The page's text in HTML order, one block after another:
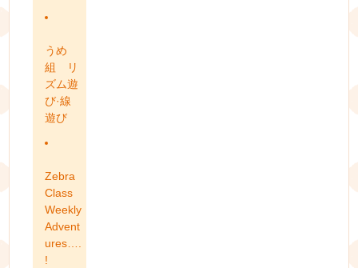
うめ
組 リ
ズム遊
び·線
遊び
Zebra
Class
Weekly
Advent
ures….
!